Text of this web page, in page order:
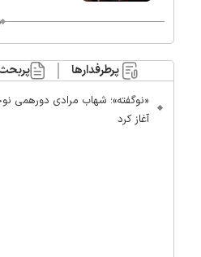
محسن
مراقب ماست/
دهن تفرقه
پرطرفدارها
«نوگفته»؛ شهاب مرادی دورهمی
آغاز کرد